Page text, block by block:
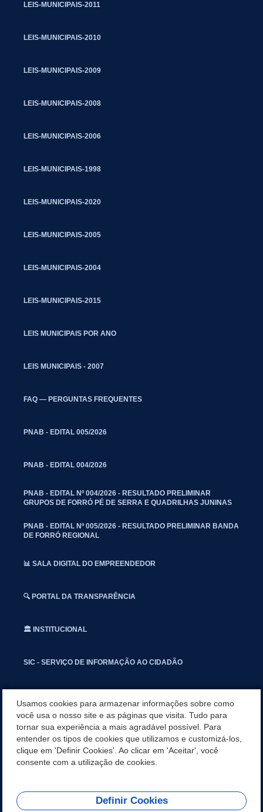
LEIS-MUNICIPAIS-2011
LEIS-MUNICIPAIS-2010
LEIS-MUNICIPAIS-2009
LEIS-MUNICIPAIS-2008
LEIS-MUNICIPAIS-2006
LEIS-MUNICIPAIS-1998
LEIS-MUNICIPAIS-2020
LEIS-MUNICIPAIS-2005
LEIS-MUNICIPAIS-2004
LEIS-MUNICIPAIS-2015
LEIS MUNICIPAIS POR ANO
LEIS MUNICIPAIS - 2007
FAQ — PERGUNTAS FREQUENTES
PNAB - EDITAL 005/2026
PNAB - EDITAL 004/2026
PNAB - EDITAL Nº 004/2026 - RESULTADO PRELIMINAR
GRUPOS DE FORRÓ PÉ DE SERRA E QUADRILHAS JUNINAS
PNAB - EDITAL Nº 005/2026 - RESULTADO PRELIMINAR BANDA
DE FORRÓ REGIONAL
📊 SALA DIGITAL DO EMPREENDEDOR
🔍 PORTAL DA TRANSPARÊNCIA
🏛️ INSTITUCIONAL
SIC - SERVIÇO DE INFORMAÇÃO AO CIDADÃO
INSTAGRAN
📱🩺 SAUDE CONECTADA
Usamos cookies para armazenar informações sobre como
você usa o nosso site e as páginas que visita. Tudo para
tornar sua experiência a mais agradável possível. Para
entender os tipos de cookies que utilizamos e customizá-los,
clique em 'Definir Cookies'. Ao clicar em 'Aceitar', você
consente com a utilização de cookies.
Definir Cookies